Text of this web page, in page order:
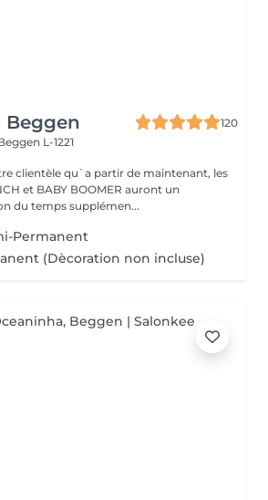
Beggen
120
L-1221
clientèle qu`a partir de maintenant, les
et BABY BOOMER auront un
supplément, en raison du temps supplémen...
Permanent
(Dècoration non incluse)